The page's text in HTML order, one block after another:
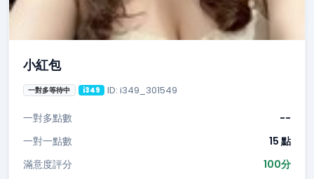
小紅包
一對多等待中 i349 ID: i349_301549
一對多點數
--
一對一點數
15 點
滿意度評分
100分